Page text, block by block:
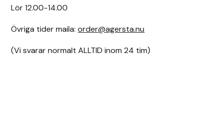
Lör 12.00-14.00
Övriga tider maila:order@agersta.nu
(Vi svarar normalt ALLTID inom 24 tim)